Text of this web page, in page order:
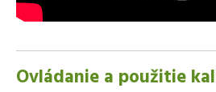
Ovládanie a použitie